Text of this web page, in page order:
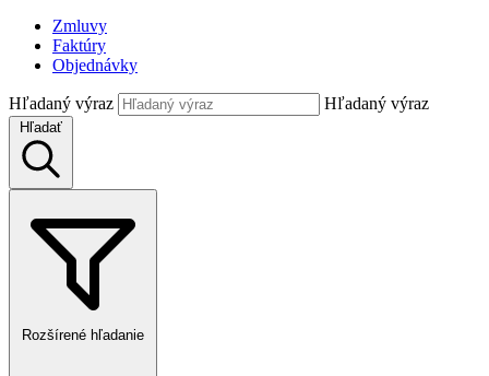
Zmluvy
Faktúry
Objednávky
Hľadaný výraz Hľadaný výraz
Hľadať
Rozšírené hľadanie